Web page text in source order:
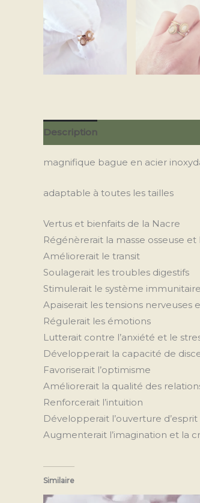
Description
magnifique bague en acier
adaptable à toutes les tailles
Vertus et bienfaits de la Nacre
Régénèrerait la masse osseuse et
Améliorerait le transit
Soulagerait les troubles digestifs
Stimulerait le système immunitaire
Apaiserait les tensions nerveuses
Régulerait les émotions
Lutterait contre l’anxiété et le
Développerait la capacité de
Favoriserait l’optimisme
Améliorerait la qualité des
Renforcerait l’intuition
Développerait l’ouverture d’esprit
Augmenterait l’imagination et la
Similaire